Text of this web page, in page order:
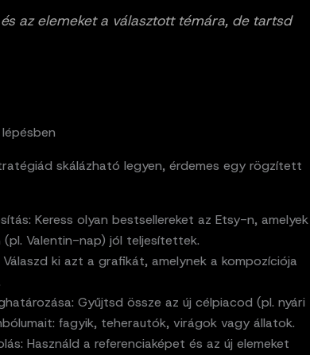
az elemeket a választott témára, de tartsd
skálázható legyen, érdemes egy rögzített
Keress olyan bestsellereket az Etsy-n, amelyek
Valentin-nap) jól teljesítettek.
ki azt a grafikát, amelynek a kompozíciója
Gyűjtsd össze az új célpiacod (pl. nyári
fagyik, teherautók, virágok vagy állatok.
Használd a referenciaképet és az új elemeket